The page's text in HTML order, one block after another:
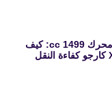
108 حصان وسعة محرك 1499 cc: كيف
تضمن شينراي X30 كارجو كفاءة النقل